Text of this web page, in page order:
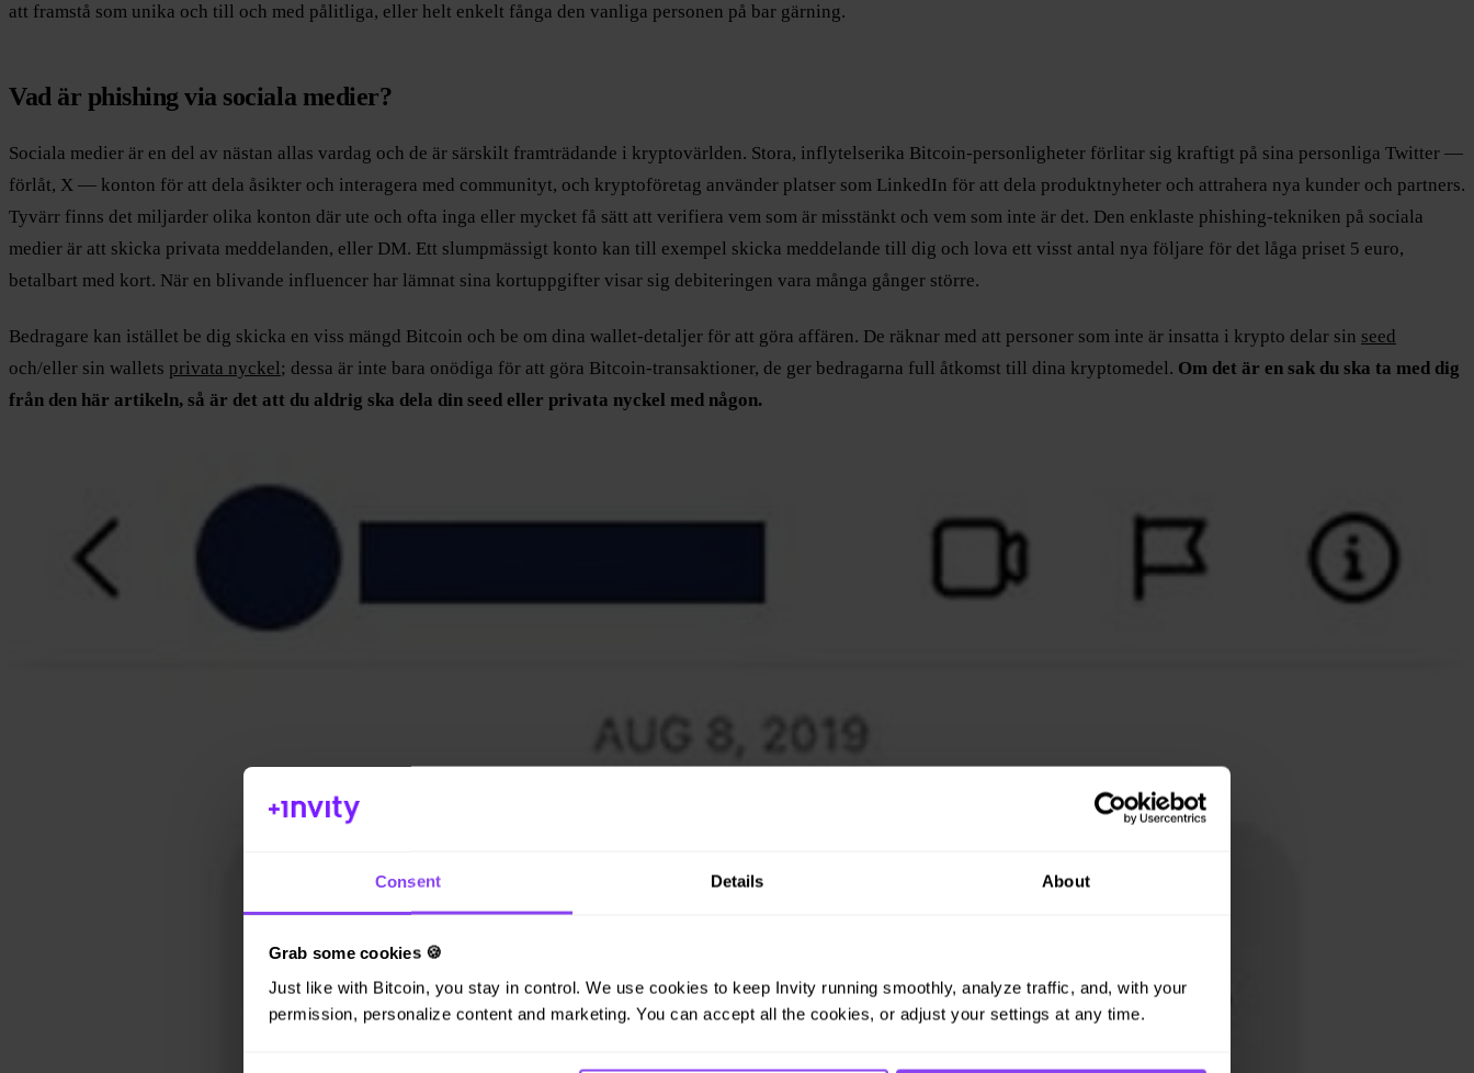
Consent Details About
Grab some cookies 🍪
Just like with Bitcoin, you stay in control. We use cookies to keep Invity running smoothly, analyze traffic, and, with your
permission, personalize content and marketing. You can accept all the cookies, or adjust your settings at any time.
att framstå som unika och till och med pålitliga, eller helt enkelt fånga den vanliga personen på bar gärning.
Vad är phishing via sociala medier?
Sociala medier är en del av nästan allas vardag och de är särskilt framträdande i kryptovärlden. Stora, inflytelserika Bitcoin-personligheter förlitar sig kraftigt på sina personliga Twitter —
förlåt, X — konton för att dela åsikter och interagera med communityt, och kryptoföretag använder platser som LinkedIn för att dela produktnyheter och attrahera nya kunder och partners.
Tyvärr finns det miljarder olika konton där ute och ofta inga eller mycket få sätt att verifiera vem som är misstänkt och vem som inte är det. Den enklaste phishing-tekniken på sociala
medier är att skicka privata meddelanden, eller DM. Ett slumpmässigt konto kan till exempel skicka meddelande till dig och lova ett visst antal nya följare för det låga priset 5 euro,
betalbart med kort. När en blivande influencer har lämnat sina kortuppgifter visar sig debiteringen vara många gånger större.
Bedragare kan istället be dig skicka en viss mängd Bitcoin och be om dina wallet-detaljer för att göra affären. De räknar med att personer som inte är insatta i krypto delar sin seed
och/eller sin wallets privata nyckel; dessa är inte bara onödiga för att göra Bitcoin-transaktioner, de ger bedragarna full åtkomst till dina kryptomedel. Om det är en sak du ska ta med dig
från den här artikeln, så är det att du aldrig ska dela din seed eller privata nyckel med någon.